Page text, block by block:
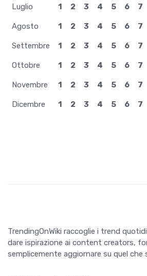
Luglio 1 2 3 4 5 6 7
Agosto 1 2 3 4 5 6 7
Settembre 1 2 3 4 5 6 7
Ottobre 1 2 3 4 5 6 7
Novembre 1 2 3 4 5 6 7
Dicembre 1 2 3 4 5 6 7
TrendingOnWiki raccoglie i trend
dare ispirazione ai content creators,
semplicemente aggiornare su quel che